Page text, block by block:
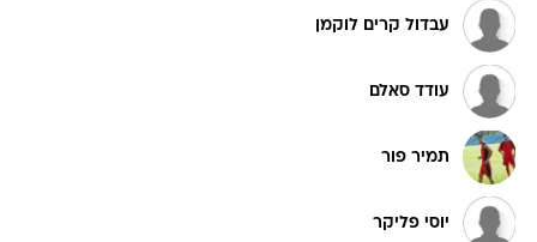
עבדול קרים לוקמן
עודד סאלם
תמיר פור
יוסי פליקר